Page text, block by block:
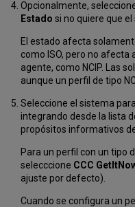
Opcionalmente,
Estado si no quiere que el
El estado afecta
como ISO, pero no afecta
agente, como NCIP. Las
aunque un perfil de tipo
Seleccione el sistema
integrando desde la lista
propósitos informativos
Para un perfil con un tipo
selecccione CCC
ajuste por defecto).
Cuando se configura un